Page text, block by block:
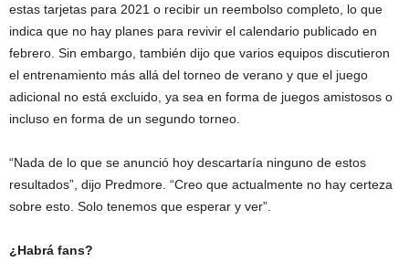
estas tarjetas para 2021 o recibir un reembolso completo, lo que
indica que no hay planes para revivir el calendario publicado en
febrero. Sin embargo, también dijo que varios equipos discutieron
el entrenamiento más allá del torneo de verano y que el juego
adicional no está excluido, ya sea en forma de juegos amistosos o
incluso en forma de un segundo torneo.
“Nada de lo que se anunció hoy descartaría ninguno de estos
resultados”, dijo Predmore. “Creo que actualmente no hay certeza
sobre esto. Solo tenemos que esperar y ver”.
¿Habrá fans?